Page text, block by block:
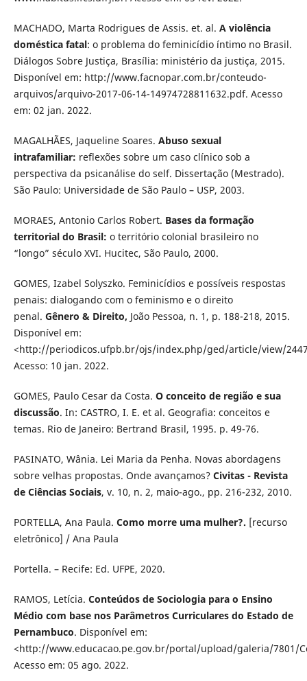
MACHADO, Marta Rodrigues de Assis. et. al. A violência
doméstica fatal: o problema do feminicídio íntimo no Brasil.
Diálogos Sobre Justiça, Brasília: ministério da justiça, 2015.
Disponível em: http://www.facnopar.com.br/conteudo-
arquivos/arquivo-2017-06-14-14974728811632.pdf. Acesso
em: 02 jan. 2022.
MAGALHÃES, Jaqueline Soares. Abuso sexual
intrafamiliar: reflexões sobre um caso clínico sob a
perspectiva da psicanálise do self. Dissertação (Mestrado).
São Paulo: Universidade de São Paulo – USP, 2003.
MORAES, Antonio Carlos Robert. Bases da formação
territorial do Brasil: o território colonial brasileiro no
“longo” século XVI. Hucitec, São Paulo, 2000.
GOMES, Izabel Solyszko. Feminicídios e possíveis respostas
penais: dialogando com o feminismo e o direito
penal. Gênero & Direito, João Pessoa, n. 1, p. 188-218, 2015.
Disponível em:
<http://periodicos.ufpb.br/ojs/index.php/ged/article/view/
Acesso: 10 jan. 2022.
GOMES, Paulo Cesar da Costa. O conceito de região e sua
discussão. In: CASTRO, I. E. et al. Geografia: conceitos e
temas. Rio de Janeiro: Bertrand Brasil, 1995. p. 49-76.
PASINATO, Wânia. Lei Maria da Penha. Novas abordagens
sobre velhas propostas. Onde avançamos?Civitas - Revista
de Ciências Sociais, v. 10, n. 2, maio-ago., pp. 216-232, 2010.
PORTELLA, Ana Paula. Como morre uma mulher?. [recurso
eletrônico] / Ana Paula
Portella. – Recife: Ed. UFPE, 2020.
RAMOS, Letícia. Conteúdos de Sociologia para o Ensino
Médio com base nos Parâmetros Curriculares do Estado de
Pernambuco. Disponível em:
<http://www.educacao.pe.gov.br/portal/upload/galeria/7801/
Acesso em: 05 ago. 2022.